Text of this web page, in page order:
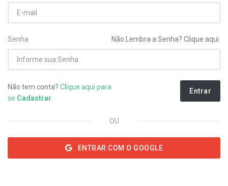
Senha Não Lembra a Senha? Clique aqui.
Não tem conta? Clique aqui para
se Cadastrar
Entrar
OU
ENTRAR COM O GOOGLE